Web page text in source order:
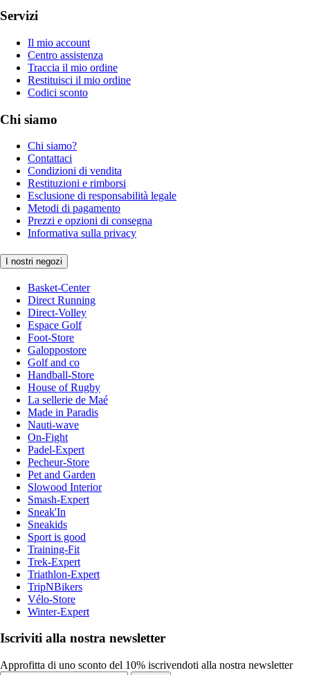
Servizi
Il mio account
Centro assistenza
Traccia il mio ordine
Restituisci il mio ordine
Codici sconto
Chi siamo
Chi siamo?
Contattaci
Condizioni di vendita
Restituzioni e rimborsi
Esclusione di responsabilità legale
Metodi di pagamento
Prezzi e opzioni di consegna
Informativa sulla privacy
I nostri negozi
Basket-Center
Direct Running
Direct-Volley
Espace Golf
Foot-Store
Galoppostore
Golf and co
Handball-Store
House of Rugby
La sellerie de Maé
Made in Paradis
Nauti-wave
On-Fight
Padel-Expert
Pecheur-Store
Pet and Garden
Slowood Interior
Smash-Expert
Sneak'In
Sneakids
Sport is good
Training-Fit
Trek-Expert
Triathlon-Expert
TripNBikers
Vélo-Store
Winter-Expert
Iscriviti alla nostra newsletter
Approfitta di uno sconto del 10% iscrivendoti alla nostra newsletter